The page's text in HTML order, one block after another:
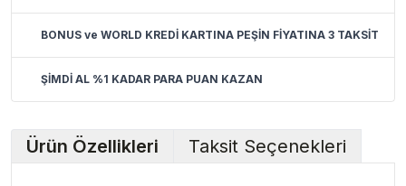
BONUS ve WORLD KREDİ KARTINA PEŞİN FİYATINA 3 TAKSİT
ŞİMDİ AL %1 KADAR PARA PUAN KAZAN
Ürün Özellikleri Taksit Seçenekleri